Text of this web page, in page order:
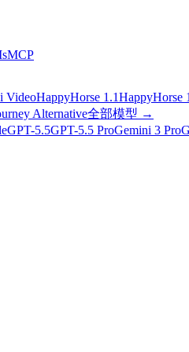
MCP
VideoHappyHorse 1.1HappyHorse
Alternative全部模型 →
GPT-5.5GPT-5.5 ProGemini 3 Pro